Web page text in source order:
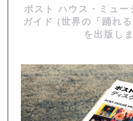
ポスト ハウス・ミュー
ガイド (世界の「踊れ
を出版し